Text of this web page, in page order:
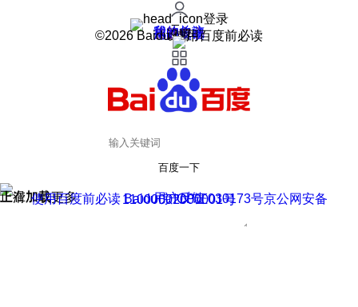
登录
我的关注
我的收藏
皮肤中心
用户反馈
设置
©2026 Baidu 使用百度前必读
百度一下
正在加载
上滑加载更多 用户反馈
使用百度前必读 Baidu 京ICP证030173号
京公网安备11000002000001号